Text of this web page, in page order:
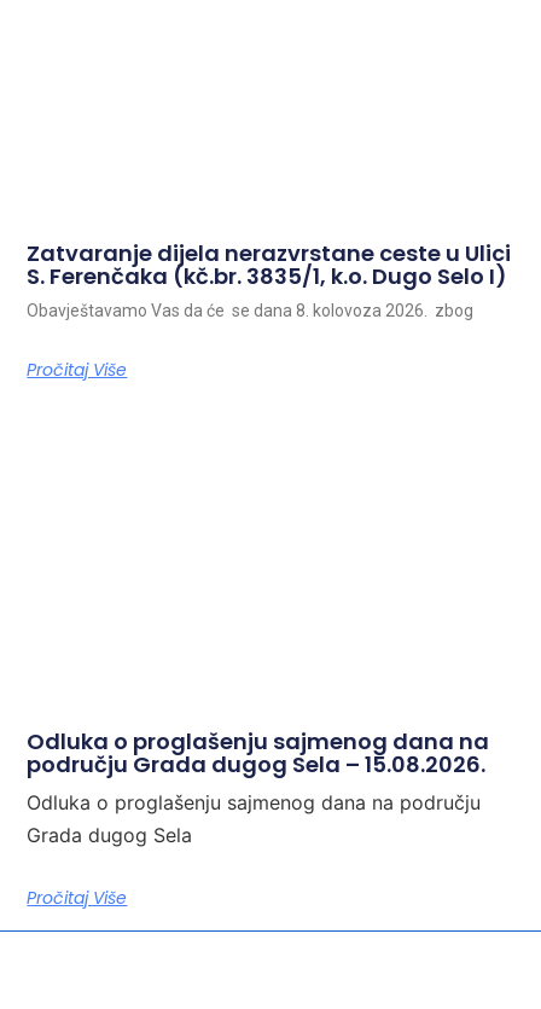
Zatvaranje dijela nerazvrstane ceste u Ulici
S. Ferenčaka (kč.br. 3835/1, k.o. Dugo Selo I)
Obavještavamo Vas da će se dana 8. kolovoza 2026. zbog
Pročitaj Više
Odluka o proglašenju sajmenog dana na
području Grada dugog Sela – 15.08.2026.
Odluka o proglašenju sajmenog dana na području
Grada dugog Sela
Pročitaj Više